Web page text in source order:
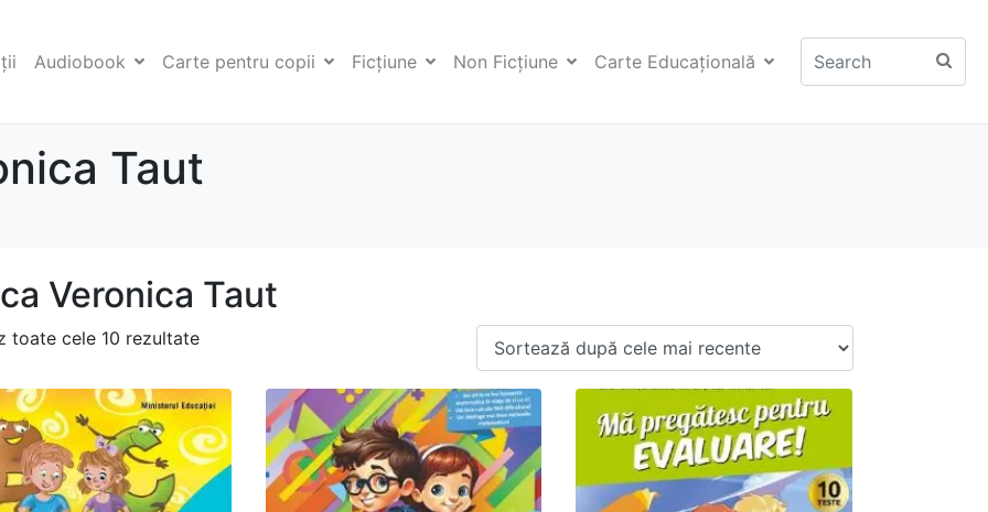
Audiobook Carte pentru copii Ficţiune Non Ficţiune Carte Educaţională
Taut
Veronica Taut
toate cele 10 rezultate